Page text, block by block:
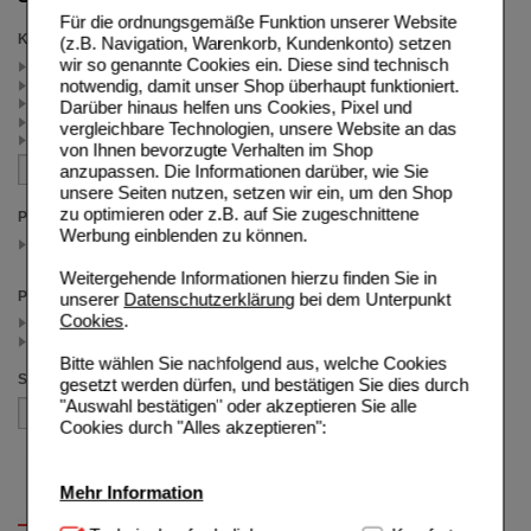
Für die ordnungsgemäße Funktion unserer Website
(z.B. Navigation, Warenkorb, Kundenkonto) setzen
wir so genannte Cookies ein. Diese sind technisch
notwendig, damit unser Shop überhaupt funktioniert.
Darüber hinaus helfen uns Cookies, Pixel und
vergleichbare Technologien, unsere Website an das
von Ihnen bevorzugte Verhalten im Shop
anzupassen. Die Informationen darüber, wie Sie
unsere Seiten nutzen, setzen wir ein, um den Shop
zu optimieren oder z.B. auf Sie zugeschnittene
Werbung einblenden zu können.
Weitergehende Informationen hierzu finden Sie in
unserer Datenschutzerklärungbei dem Unterpunkt
Cookies.
Bitte wählen Sie nachfolgend aus, welche Cookies
gesetzt werden dürfen, und bestätigen Sie dies durch
"Auswahl bestätigen" oder akzeptieren Sie alle
Cookies durch "Alles akzeptieren":
Mehr Information
Kategorien
Nasensprays (3)
Nasennebenhöhlen (2)
JnJ Winterpromo (2)
Nasenspray bei Schnupfen (2)
JnJ Reiseapotheke (1)
Packungsgröße
15 ml
Preis
< 5.00 (3)
Sortieren nach